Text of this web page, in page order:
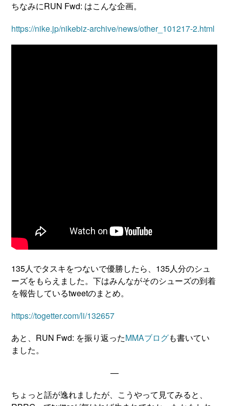
ちなみにRUN Fwd: はこんな企画。
https://nike.jp/nikebiz-archive/news/other_101217-2.html
135人でタスキをつないで優勝したら、135人分のシュ
ーズをもらえました。下はみんながそのシューズの到着
を報告しているtweetのまとめ。
https://togetter.com/li/132657
あと、RUN Fwd: を振り返ったMMAブログも書いてい
ました。
—
ちょっと話が逸れましたが、こうやって見てみると、